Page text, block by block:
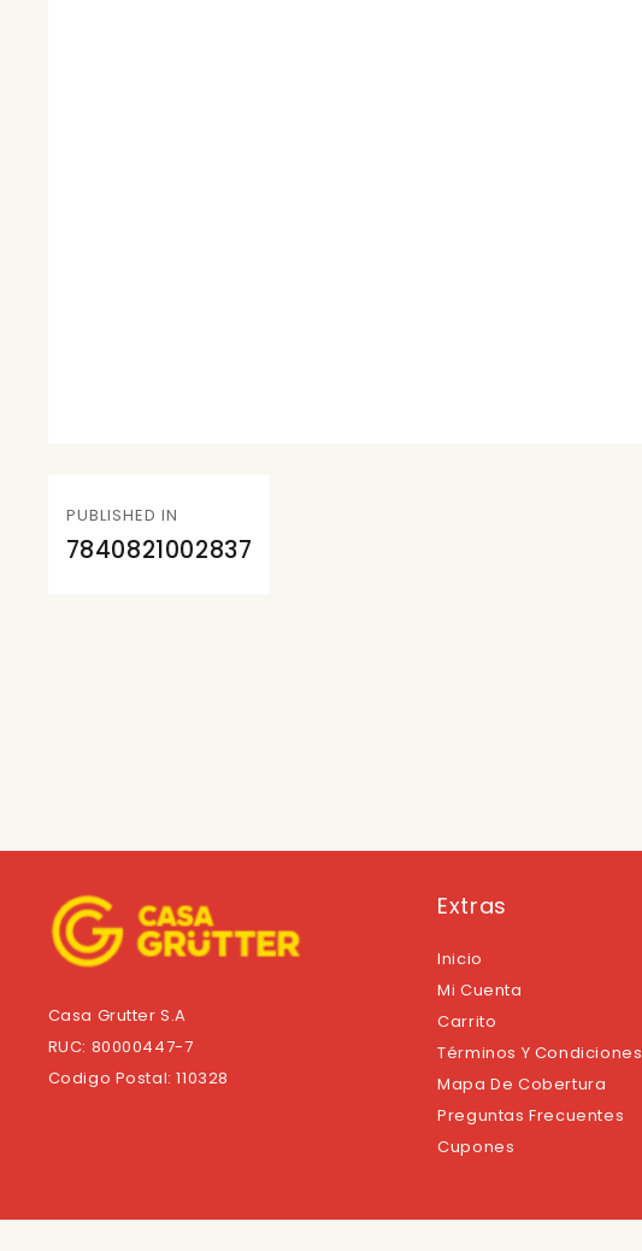
de
entradas
PUBLISHED IN
7840821002837
Casa Grutter S.A
RUC: 80000447-7
Codigo Postal: 110328
Extras
Inicio
Mi Cuenta
Carrito
Términos Y Condiciones
Mapa De Cobertura
Preguntas Frecuentes
Cupones